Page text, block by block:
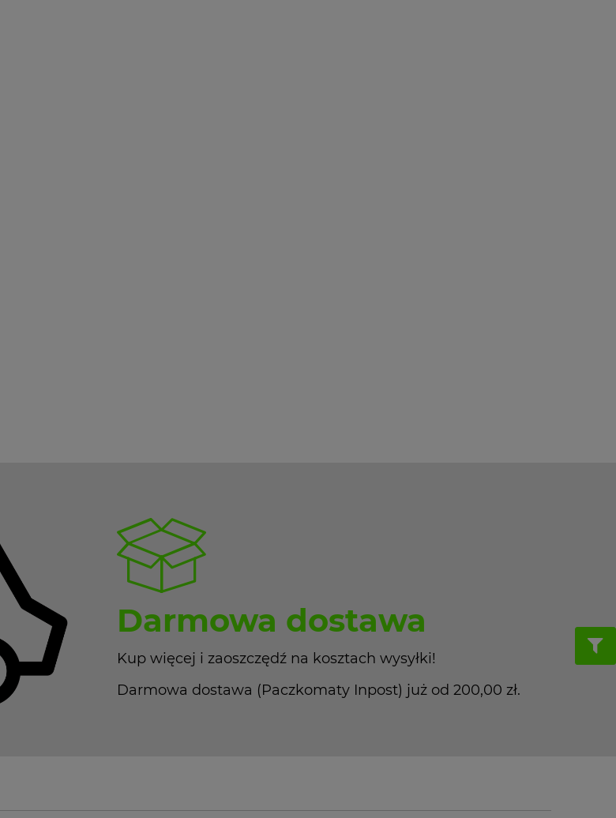
Darmowa dostawa
Kup więcej i zaoszczędź na kosztach wysyłki!
Darmowa dostawa (Paczkomaty Inpost) już od 200,00 zł.